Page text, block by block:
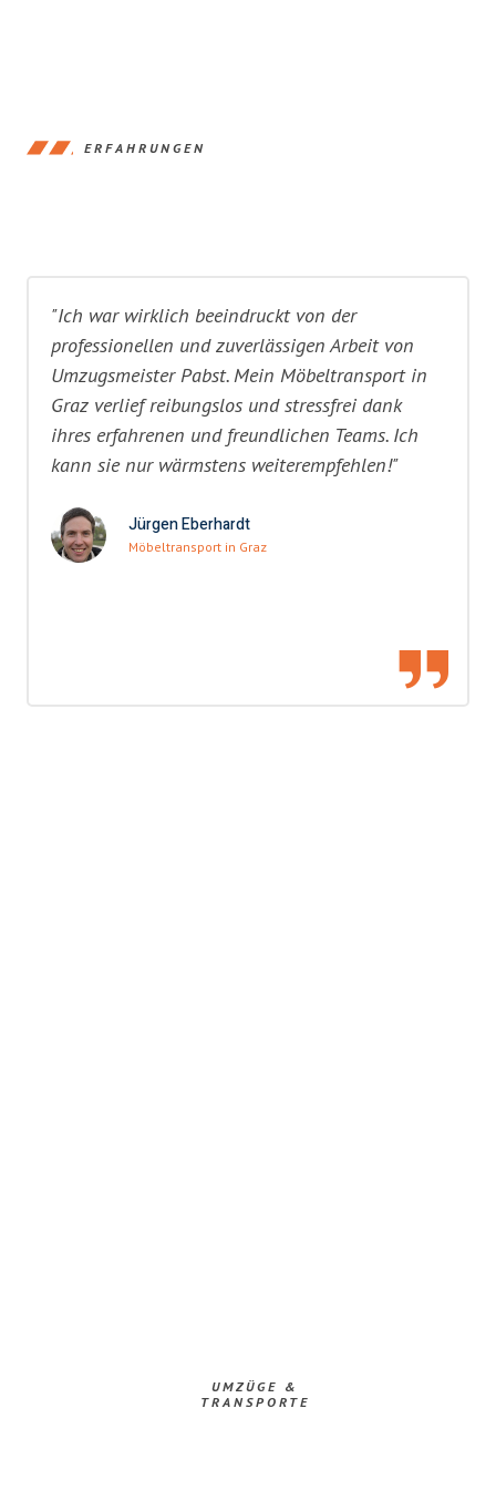
ERFAHRUNGEN
"Ich war wirklich beeindruckt von der
professionellen und zuverlässigen Arbeit von
Umzugsmeister Pabst. Mein Möbeltransport in
Graz verlief reibungslos und stressfrei dank
ihres erfahrenen und freundlichen Teams. Ich
kann sie nur wärmstens weiterempfehlen!"
Jürgen Eberhardt
Möbeltransport in Graz
UMZÜGE &
TRANSPORTE